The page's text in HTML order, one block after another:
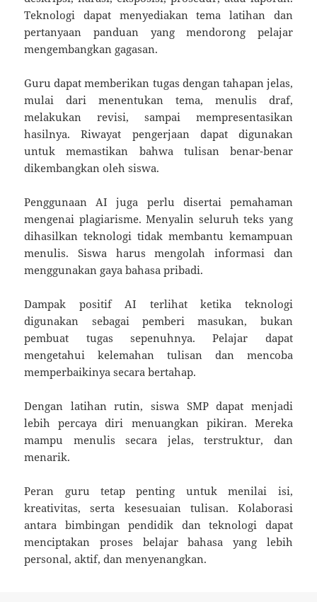
Teknologi dapat menyediakan tema latihan dan
pertanyaan panduan yang mendorong pelajar
mengembangkan gagasan.
Guru dapat memberikan tugas dengan tahapan jelas,
mulai dari menentukan tema, menulis draf,
melakukan revisi, sampai mempresentasikan
hasilnya. Riwayat pengerjaan dapat digunakan
untuk memastikan bahwa tulisan benar-benar
dikembangkan oleh siswa.
Penggunaan AI juga perlu disertai pemahaman
mengenai plagiarisme. Menyalin seluruh teks yang
dihasilkan teknologi tidak membantu kemampuan
menulis. Siswa harus mengolah informasi dan
menggunakan gaya bahasa pribadi.
Dampak positif AI terlihat ketika teknologi
digunakan sebagai pemberi masukan, bukan
pembuat tugas sepenuhnya. Pelajar dapat
mengetahui kelemahan tulisan dan mencoba
memperbaikinya secara bertahap.
Dengan latihan rutin, siswa SMP dapat menjadi
lebih percaya diri menuangkan pikiran. Mereka
mampu menulis secara jelas, terstruktur, dan
menarik.
Peran guru tetap penting untuk menilai isi,
kreativitas, serta kesesuaian tulisan. Kolaborasi
antara bimbingan pendidik dan teknologi dapat
menciptakan proses belajar bahasa yang lebih
personal, aktif, dan menyenangkan.